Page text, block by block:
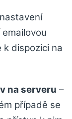
dispozici na
na serveru –
případě se